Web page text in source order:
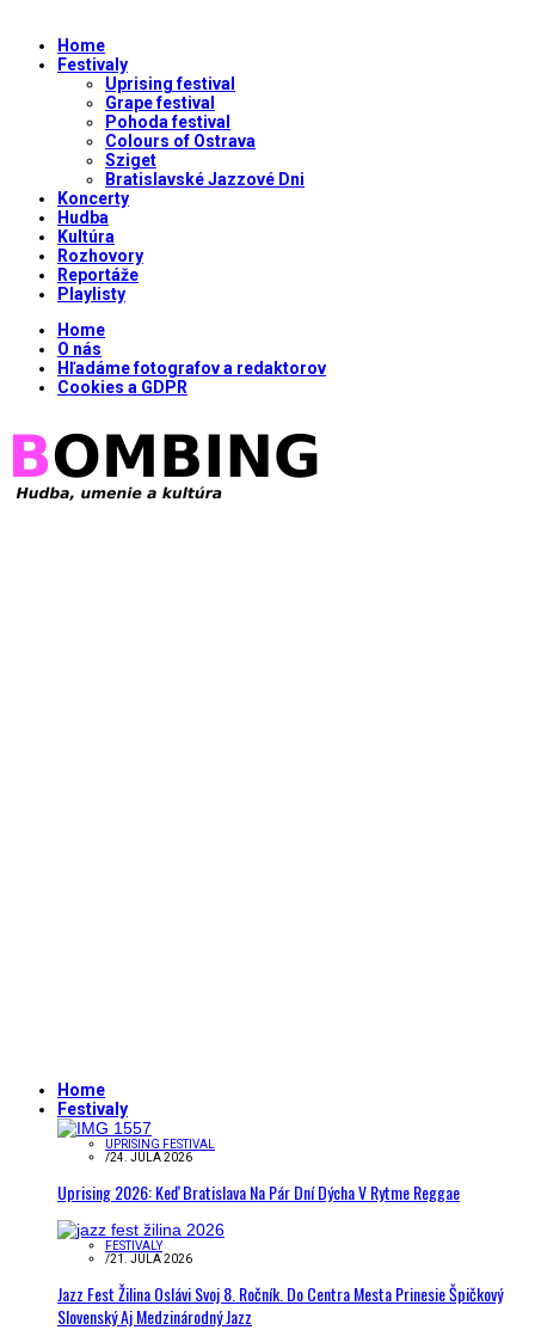
Home
Festivaly
Uprising festival
Grape festival
Pohoda festival
Colours of Ostrava
Sziget
Bratislavské Jazzové Dni
Koncerty
Hudba
Kultúra
Rozhovory
Reportáže
Playlisty
Home
O nás
Hľadáme fotografov a redaktorov
Cookies a GDPR
Home
Festivaly
UPRISING FESTIVAL
/24. JÚLA 2026
Uprising 2026: Keď Bratislava Na Pár Dní Dýcha V Rytme Reggae
FESTIVALY
/21. JÚLA 2026
Jazz Fest Žilina Oslávi Svoj 8. Ročník. Do Centra Mesta Prinesie Špičkový
Slovenský Aj Medzinárodný Jazz